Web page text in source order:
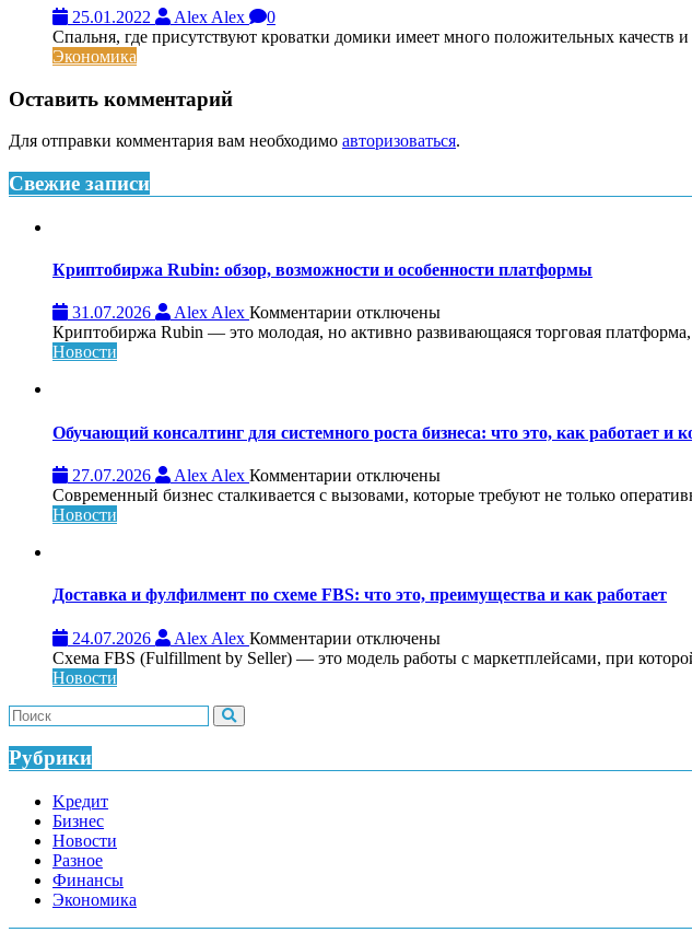
25.01.2022 Alex Alex
0
Спальня, где присутствуют кроватки домики имеет много положительных качеств
Экономика
Оставить комментарий
Для отправки комментария вам необходимо авторизоваться.
Свежие записи
Криптобиржа Rubin: обзор, возможности и особенности платформы
31.07.2026 Alex Alex Комментарии к
записи
и
платформы
отключены
Криптобиржа Rubin — это молодая, но активно развивающаяся торговая платформа,
Новости
Обучающий консалтинг для системного роста бизнеса: что это, как работает и
27.07.2026 Alex Alex Комментарии к
записи
роста
что
это,
как
отключены
Современный бизнес сталкивается с вызовами, которые требуют не только
Новости
Доставка и фулфилмент по схеме FBS: что это, преимущества и как работает
24.07.2026 Alex Alex Комментарии к
записи
FBS:
отключены
Схема FBS (Fulfillment by Seller) — это модель работы с маркетплейсами, при
Новости
Рубрики
Kредит
Бизнес
Новости
Разное
Финансы
Экономика